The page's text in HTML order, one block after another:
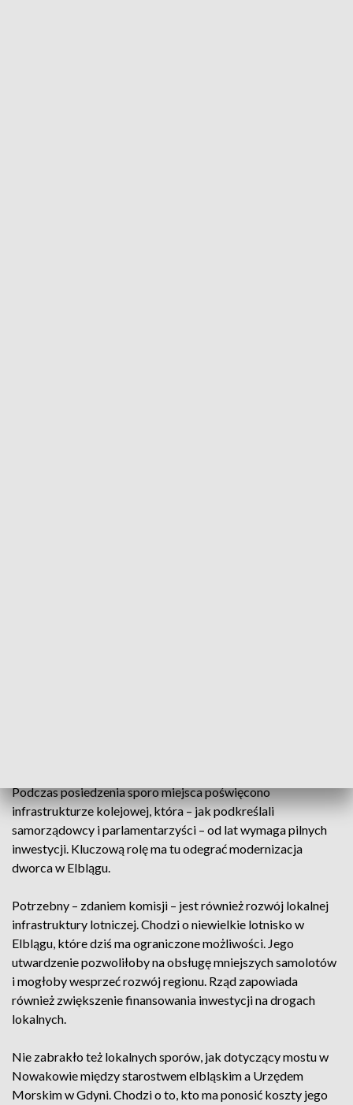
Podczas posiedzenia sporo miejsca poświęcono
infrastrukturze kolejowej, która – jak podkreślali
samorządowcy i parlamentarzyści – od lat wymaga pilnych
inwestycji. Kluczową rolę ma tu odegrać modernizacja
dworca w Elblągu.
Potrzebny – zdaniem komisji – jest również rozwój lokalnej
infrastruktury lotniczej. Chodzi o niewielkie lotnisko w
Elblągu, które dziś ma ograniczone możliwości. Jego
utwardzenie pozwoliłoby na obsługę mniejszych samolotów
i mogłoby wesprzeć rozwój regionu. Rząd zapowiada
również zwiększenie finansowania inwestycji na drogach
lokalnych.
Nie zabrakło też lokalnych sporów, jak dotyczący mostu w
Nowakowie między starostwem elbląskim a Urzędem
Morskim w Gdyni. Chodzi o to, kto ma ponosić koszty jego